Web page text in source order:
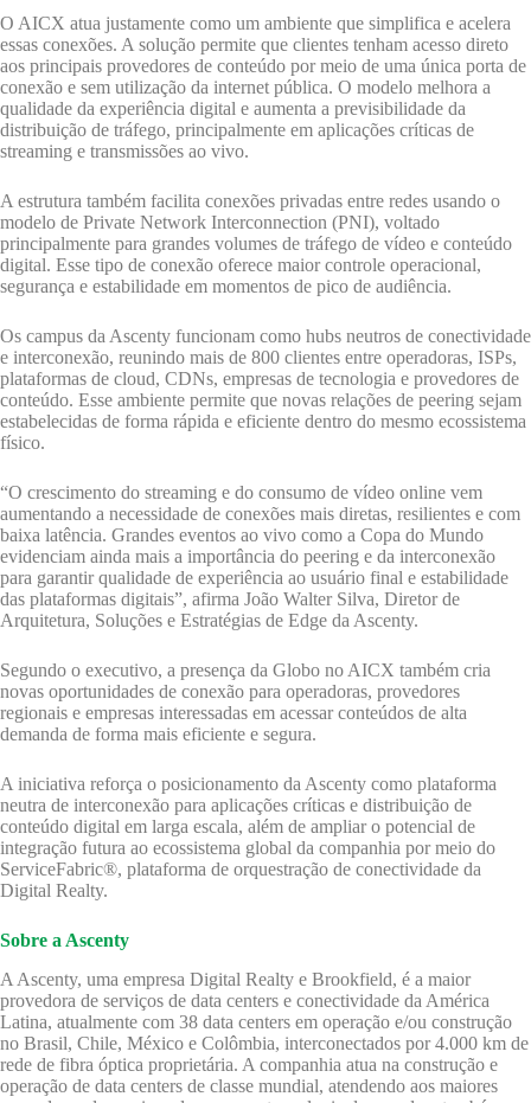
O AICX atua justamente como um ambiente que simplifica e acelera
essas conexões. A solução permite que clientes tenham acesso direto
aos principais provedores de conteúdo por meio de uma única porta de
conexão e sem utilização da internet pública. O modelo melhora a
qualidade da experiência digital e aumenta a previsibilidade da
distribuição de tráfego, principalmente em aplicações críticas de
streaming e transmissões ao vivo.
A estrutura também facilita conexões privadas entre redes usando o
modelo de Private Network Interconnection (PNI), voltado
principalmente para grandes volumes de tráfego de vídeo e conteúdo
digital. Esse tipo de conexão oferece maior controle operacional,
segurança e estabilidade em momentos de pico de audiência.
Os campus da Ascenty funcionam como hubs neutros de conectividade
e interconexão, reunindo mais de 800 clientes entre operadoras, ISPs,
plataformas de cloud, CDNs, empresas de tecnologia e provedores de
conteúdo. Esse ambiente permite que novas relações de peering sejam
estabelecidas de forma rápida e eficiente dentro do mesmo ecossistema
físico.
“O crescimento do streaming e do consumo de vídeo online vem
aumentando a necessidade de conexões mais diretas, resilientes e com
baixa latência. Grandes eventos ao vivo como a Copa do Mundo
evidenciam ainda mais a importância do peering e da interconexão
para garantir qualidade de experiência ao usuário final e estabilidade
das plataformas digitais”, afirma João Walter Silva, Diretor de
Arquitetura, Soluções e Estratégias de Edge da Ascenty.
Segundo o executivo, a presença da Globo no AICX também cria
novas oportunidades de conexão para operadoras, provedores
regionais e empresas interessadas em acessar conteúdos de alta
demanda de forma mais eficiente e segura.
A iniciativa reforça o posicionamento da Ascenty como plataforma
neutra de interconexão para aplicações críticas e distribuição de
conteúdo digital em larga escala, além de ampliar o potencial de
integração futura ao ecossistema global da companhia por meio do
ServiceFabric®, plataforma de orquestração de conectividade da
Digital Realty.
Sobre a Ascenty
A Ascenty, uma empresa Digital Realty e Brookfield, é a maior
provedora de serviços de data centers e conectividade da América
Latina, atualmente com 38 data centers em operação e/ou construção
no Brasil, Chile, México e Colômbia, interconectados por 4.000 km de
rede de fibra óptica proprietária. A companhia atua na construção e
operação de data centers de classe mundial, atendendo aos maiores